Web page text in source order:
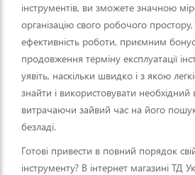
інструментів, ви зможете значною
організацію свого робочого
ефективність роботи, приємним
продовження терміну експлуатації
уявіть, наскільки швидко і з якою
знайти і використовувати
витрачаючи зайвий час на його
безладі.
Готові привести в повний порядок
інструменту? В інтернет магазині ТД